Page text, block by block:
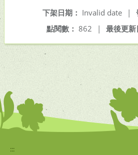
下架日期： Invalid date
|
最後更新
點閱數： 862 |
:::